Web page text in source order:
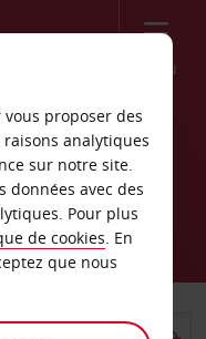
Menu
proposer des
analytiques
sur notre site.
données avec des
Pour plus
de cookies. En
que nous